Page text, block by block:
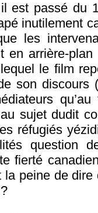
est passé du
inutilement
les
en arrière-
le film
son discours
qu’au
sujet dudit
réfugiés
question
fierté
peine de dire